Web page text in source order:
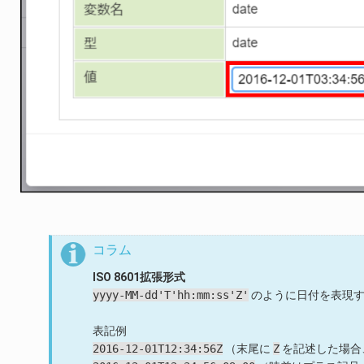
コラム
ISO 8601拡張形式
yyyy-MM-dd'T'hh:mm:ss'Z' のように日付を表現
表記例
2016-12-01T12:34:56Z （末尾に Z を記述した場